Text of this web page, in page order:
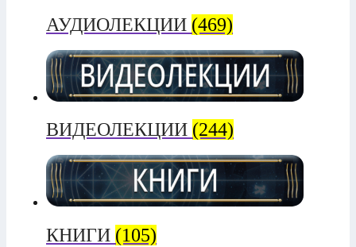
АУДИОЛЕКЦИИ (469)
ВИДЕОЛЕКЦИИ (244)
КНИГИ (105)